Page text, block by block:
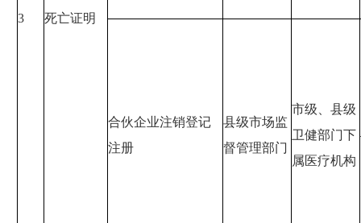
3 死亡证明
合伙企业注销登记
注册
县级市场监
督管理部门
市级、县级
卫健部门下
属医疗机构